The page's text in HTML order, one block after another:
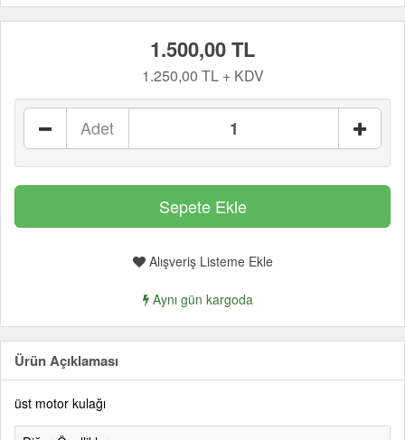
1.500,00 TL
1.250,00 TL + KDV
Adet
Alışveriş Listeme Ekle
Aynı gün kargoda
Ürün Açıklaması
üst motor kulağı